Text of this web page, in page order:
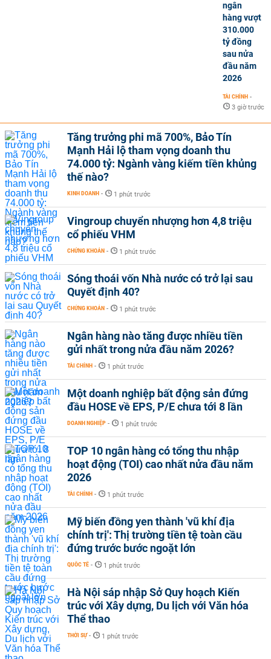
ngân
hàng vượt
310.000
tỷ đồng
sau nửa
đầu năm
2026
TÀI CHÍNH -
3 giờ trước
Tăng trưởng phi mã 700%, Bảo Tín
Mạnh Hải lộ tham vọng doanh thu
74.000 tỷ: Ngành vàng kiếm tiền khủng
thế nào?
KINH DOANH - 1 phút trước
Vingroup chuyển nhượng hơn 4,8 triệu
cổ phiếu VHM
CHỨNG KHOÁN - 1 phút trước
Sóng thoái vốn Nhà nước có trở lại sau
Quyết định 40?
CHỨNG KHOÁN - 1 phút trước
Ngân hàng nào tăng được nhiều tiền
gửi nhất trong nửa đầu năm 2026?
TÀI CHÍNH - 1 phút trước
Một doanh nghiệp bất động sản đứng
đầu HOSE về EPS, P/E chưa tới 8 lần
DOANH NGHIỆP - 1 phút trước
TOP 10 ngân hàng có tổng thu nhập
hoạt động (TOI) cao nhất nửa đầu năm
2026
TÀI CHÍNH - 1 phút trước
Mỹ biến đồng yen thành 'vũ khí địa
chính trị': Thị trường tiền tệ toàn cầu
đứng trước bước ngoặt lớn
QUỐC TẾ - 1 phút trước
Hà Nội sáp nhập Sở Quy hoạch Kiến
trúc với Xây dựng, Du lịch với Văn hóa
Thể thao
THỜI SỰ - 1 phút trước